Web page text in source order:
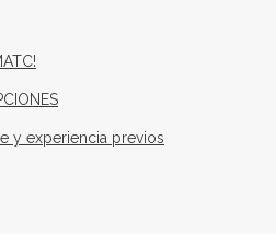
y experiencia previos